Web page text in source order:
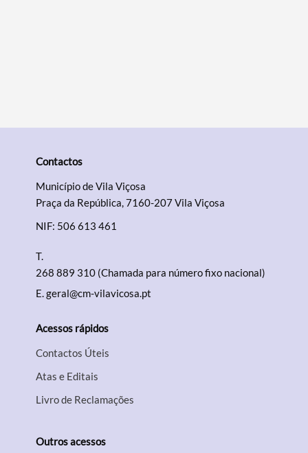
Contactos
Município de Vila Viçosa
Praça da República, 7160-207 Vila Viçosa
NIF: 506 613 461
T.
268 889 310 (Chamada para número fixo nacional)
E.geral@cm-vilavicosa.pt
Acessos rápidos
Contactos Úteis
Atas e Editais
Livro de Reclamações
Outros acessos